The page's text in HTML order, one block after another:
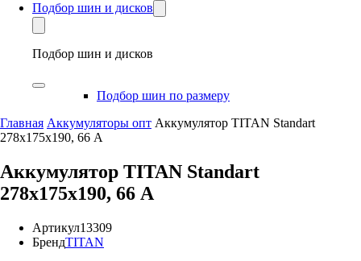
Подбор шин и дисков
Подбор шин и дисков
Подбор шин по размеру
Главная Аккумуляторы опт Аккумулятор TITAN Standart
278x175x190, 66 А
Аккумулятор TITAN Standart
278x175x190, 66 А
Артикул13309
БрендTITAN